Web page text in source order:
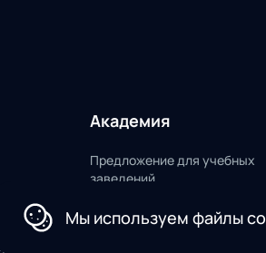
Академия
Предложение для учебных
заведений
Мы используем файлы